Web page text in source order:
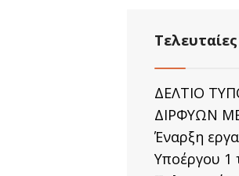
ΔΕΛΤΙΟ
ΔΙΡΦΥΩΝ
Έναρξη
Υποέργου 1